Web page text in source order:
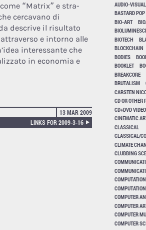
“Matrix” e stra-
cercavano di
descrive il risultato
e intorno alle
interessante che
in economia e
13 MAR 2009
LINKS FOR 2009-3-16
AUDIO-
BASTARD POP
BIO-ART
BIOTECH
BLOCKCHAIN
BODIES
BOOKLET
BREAKCORE
BRUTALISM
CARSTEN
CD OR OTHER
CD+DVD VIDEO
CINEMATIC
CLASSICAL
CLASSICAL/
CLIMATE
CLUBBING
COMPUTATION
COMPUTER
COMPUTER
COMPUTER
COMPUTER